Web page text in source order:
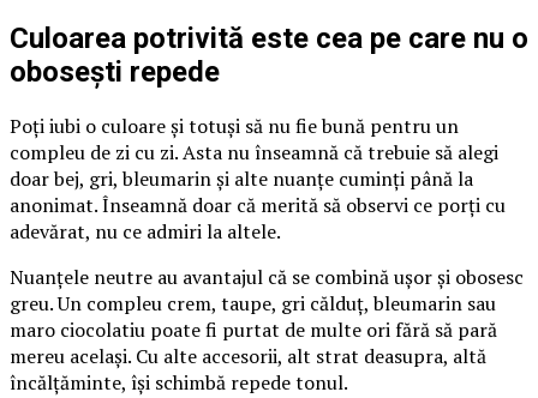
Culoarea potrivită este cea pe care nu o
obosești repede
Poți iubi o culoare și totuși să nu fie bună pentru un
compleu de zi cu zi. Asta nu înseamnă că trebuie să alegi
doar bej, gri, bleumarin și alte nuanțe cuminți până la
anonimat. Înseamnă doar că merită să observi ce porți cu
adevărat, nu ce admiri la altele.
Nuanțele neutre au avantajul că se combină ușor și obosesc
greu. Un compleu crem, taupe, gri călduț, bleumarin sau
maro ciocolatiu poate fi purtat de multe ori fără să pară
mereu același. Cu alte accesorii, alt strat deasupra, altă
încălțăminte, își schimbă repede tonul.